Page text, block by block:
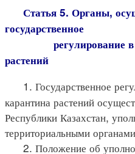
Статья 5. Органы,
государственное
регулирование в
растений
1. Государственное
карантина растений
Республики Казахстан,
территориальными
2. Положение об